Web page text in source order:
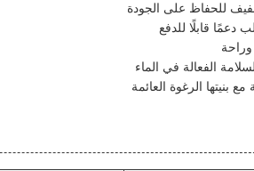
للحفاظ على الجودة
دعمًا قابلًا للدفع
الفعالة في الماء
بنيتها الرغوة العائمة